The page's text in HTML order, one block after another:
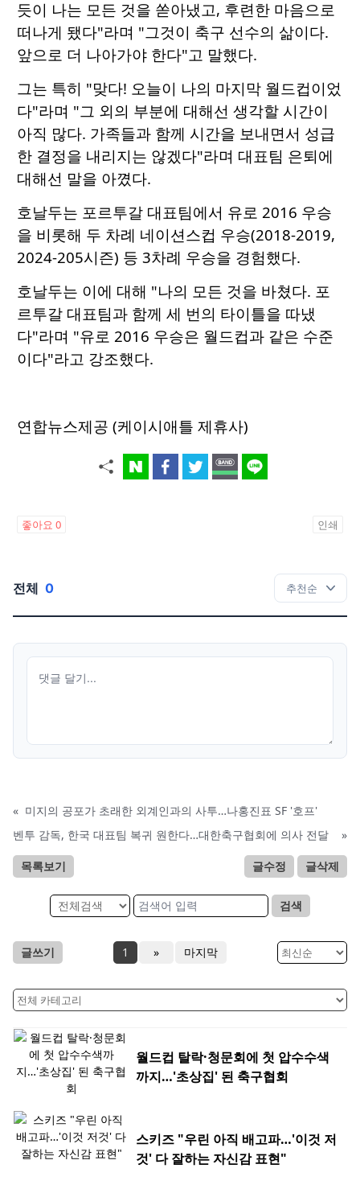
듯이 나는 모든 것을 쏟아냈고, 후련한 마음으로
떠나게 됐다"라며 "그것이 축구 선수의 삶이다.
앞으로 더 나아가야 한다"고 말했다.
그는 특히 "맞다! 오늘이 나의 마지막 월드컵이었
다"라며 "그 외의 부분에 대해선 생각할 시간이
아직 많다. 가족들과 함께 시간을 보내면서 성급
한 결정을 내리지는 않겠다"라며 대표팀 은퇴에
대해선 말을 아꼈다.
호날두는 포르투갈 대표팀에서 유로 2016 우승
을 비롯해 두 차례 네이션스컵 우승(2018-2019,
2024-205시즌) 등 3차례 우승을 경험했다.
호날두는 이에 대해 "나의 모든 것을 바쳤다. 포
르투갈 대표팀과 함께 세 번의 타이틀을 따냈
다"라며 "유로 2016 우승은 월드컵과 같은 수준
이다"라고 강조했다.
연합뉴스제공 (케이시애틀 제휴사)
좋아요 0 인쇄
전체 0
« 미지의 공포가 초래한 외계인과의 사투…나홍진표 SF '호프'
벤투 감독, 한국 대표팀 복귀 원한다…대한축구협회에 의사 전달
»
목록보기 글수정 글삭제
검색
글쓰기 1 » 마지막
월드컵 탈락·청문회에 첫 압수수색
까지…'초상집' 된 축구협회
스키즈 "우린 아직 배고파…'이것 저
것' 다 잘하는 자신감 표현"